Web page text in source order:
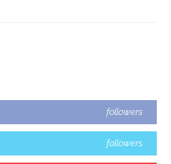
followers
followers